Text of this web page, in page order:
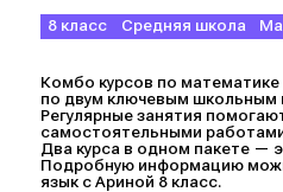
8 класс Средняя школа
Комбо курсов по
по двум ключевым школьным
Регулярные занятия
самостоятельными
Два курса в одном пакете —
Подробную информацию
язык с Ариной 8 класс.